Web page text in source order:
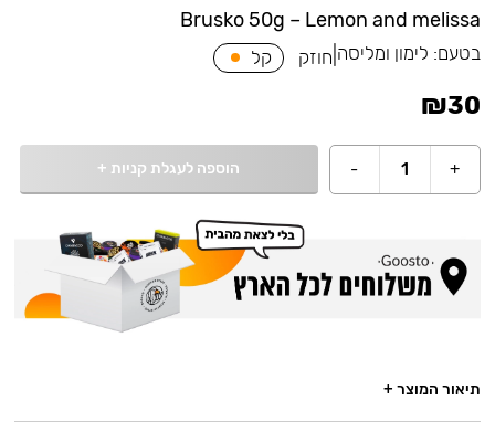
Brusko 50g – Lemon and melissa
בטעם: לימון ומליסה חוזק קל
₪30
+
1
- הוספה לעגלת קניות +
תיאור המוצר +